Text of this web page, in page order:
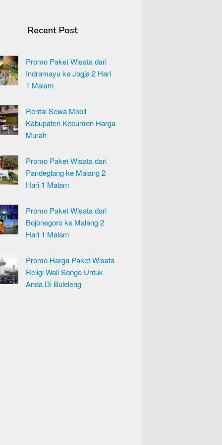
Recent Post
Promo Paket Wisata dari
Indramayu ke Jogja 2 Hari
1 Malam
Rental Sewa Mobil
Kabupaten Kebumen Harga
Murah
Promo Paket Wisata dari
Pandeglang ke Malang 2
Hari 1 Malam
Promo Paket Wisata dari
Bojonegoro ke Malang 2
Hari 1 Malam
Promo Harga Paket Wisata
Religi Wali Songo Untuk
Anda Di Buleleng